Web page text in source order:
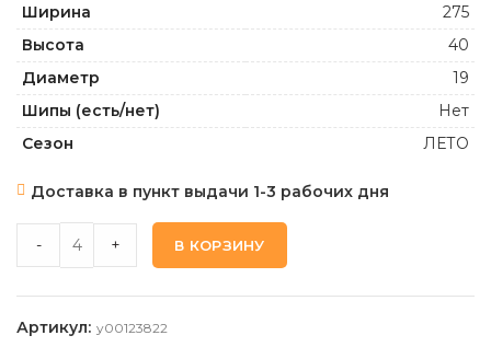
Ширина
275
Высота
40
Диаметр
19
Шипы (есть/нет)
Нет
Сезон
ЛЕТО
Доставка в пункт выдачи 1-3 рабочих дня
PRINX XNEX_SPORT_EV 275 40 19 105Y XL Acoustic quantity
- + В КОРЗИНУ
Артикул: y00123822